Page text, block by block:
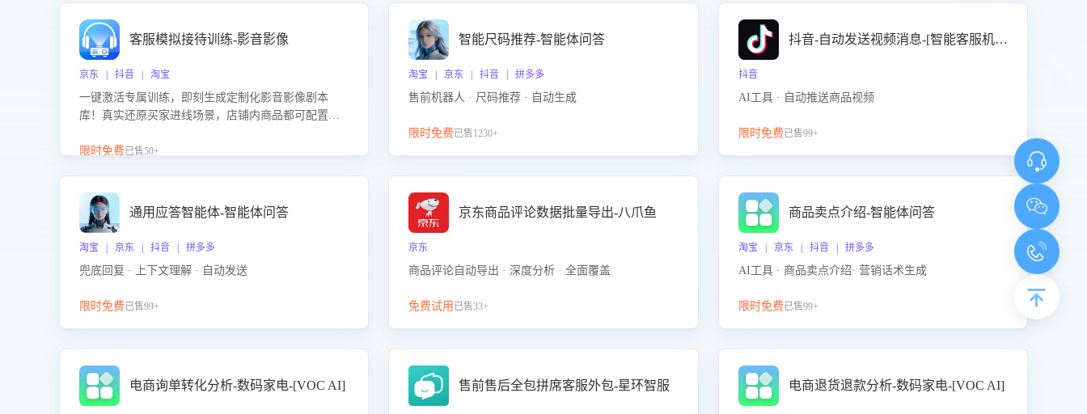
客服模拟接待训练-影音影像
京东 | 抖音 | 淘宝
一键激活专属训练，即刻生成定制化影音影像剧本
库！真实还原买家进线场景，店铺内商品都可配置到
升客服售前转化率。点击 “立即开通”，快速获取影音
限时免费已售50+
智能尺码推荐-智能体问答
淘宝 | 京东 | 抖音 | 拼多多
售前机器人 · 尺码推荐 · 自动生成
限时免费已售1230+
抖音-自动发送视频消息-[智能客服机器人]
抖音
AI工具 · 自动推送商品视频
限时免费已售99+
通用应答智能体-智能体问答
淘宝 | 京东 | 抖音 | 拼多多
兜底回复 · 上下文理解 · 自动发送
限时免费已售99+
京东商品评论数据批量导出-八爪鱼
京东
商品评论自动导出 · 深度分析 · 全面覆盖
免费试用 已售33+
商品卖点介绍-智能体问答
淘宝 | 京东 | 抖音 | 拼多多
AI工具 · 商品卖点介绍· 营销话术生成
限时免费已售99+
电商询单转化分析-数码家电-[VOC AI] 售前售后全包拼席客服外包-星环智服 电商退货退款分析-数码家电-[VOC AI]